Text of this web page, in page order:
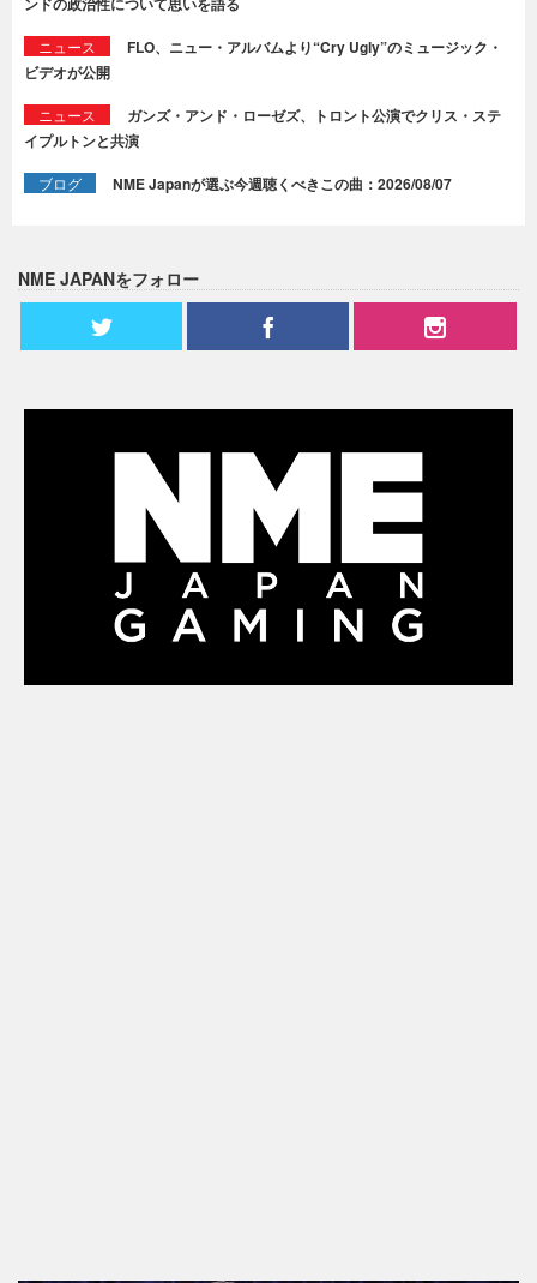
ニュース
FLO、ニュー・アルバムより“Cry Ugly”のミュージック・
ビデオが公開
ニュース
ガンズ・アンド・ローゼズ、トロント公演でクリス・ステ
イプルトンと共演
ブログ NME Japanが選ぶ今週聴くべきこの曲：2026/08/07
NME JAPANをフォロー